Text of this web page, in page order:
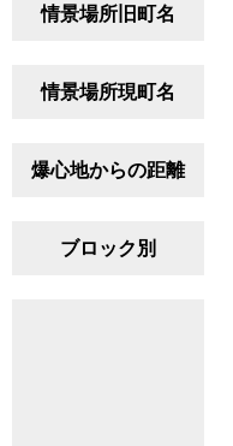
情景場所旧町名
情景場所現町名
爆心地からの距離
ブロック別